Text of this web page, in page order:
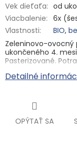
Vek dieťaťa: od
Viacbalenie: 6x
Vlastnosti: BIO,
Zeleninovo-
ukončeného 4.
Pasterizované.
Keď je vo vrecúšku
šťavy s vitamínom
imunitného systému.
Detailné
OPÝTAŤ SA